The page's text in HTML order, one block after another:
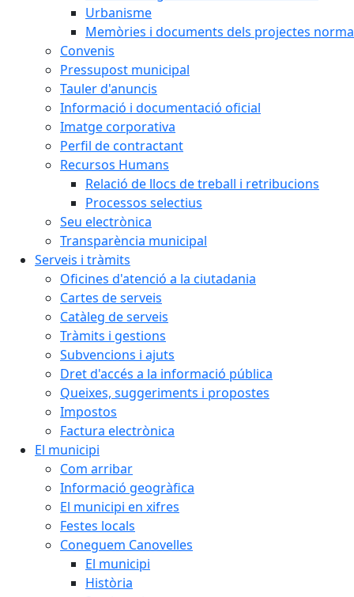
Urbanisme
Memòries i documents dels projectes
Convenis
Pressupost municipal
Tauler d'anuncis
Informació i documentació oficial
Imatge corporativa
Perfil de contractant
Recursos Humans
Relació de llocs de treball i retribucions
Processos selectius
Seu electrònica
Transparència municipal
Serveis i tràmits
Oficines d'atenció a la ciutadania
Cartes de serveis
Catàleg de serveis
Tràmits i gestions
Subvencions i ajuts
Dret d'accés a la informació pública
Queixes, suggeriments i propostes
Impostos
Factura electrònica
El municipi
Com arribar
Informació geogràfica
El municipi en xifres
Festes locals
Coneguem Canovelles
El municipi
Història